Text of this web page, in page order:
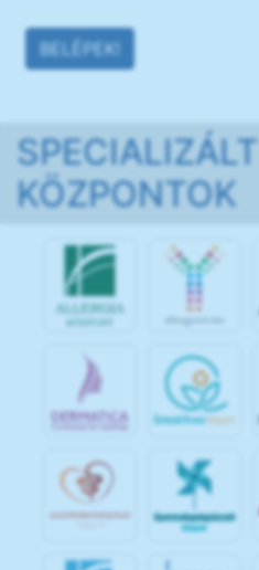
BELÉPEK!
SPECIALIZÁLT
KÖZPONTOK